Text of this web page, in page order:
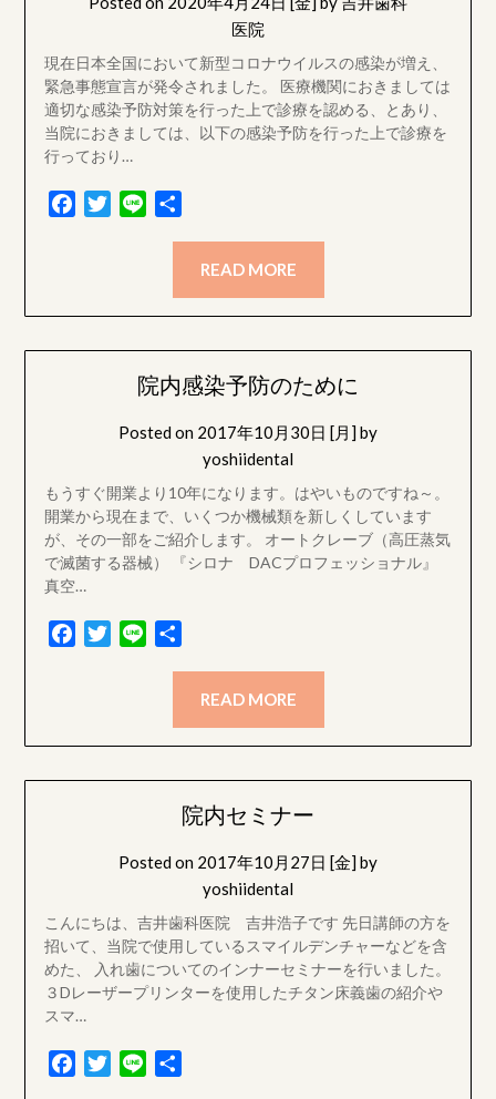
医院
現在日本全国において新型コロナウイルスの感染が増え、
緊急事態宣言が発令されました。 医療機関におきましては
適切な感染予防対策を行った上で診療を認める、とあり、
当院におきましては、以下の感染予防を行った上で診療を
行っており…
FacebookTwitter
Line
READ MORE
院内感染予防のために
Posted on 2017年10月30日 [月]by
yoshiidental
もうすぐ開業より10年になります。はやいものですね～。
開業から現在まで、いくつか機械類を新しくしています
が、その一部をご紹介します。 オートクレーブ（高圧蒸気
で滅菌する器械） 『シロナ DACプロフェッショナル』
真空…
FacebookTwitter
Line
READ MORE
院内セミナー
Posted on 2017年10月27日 [金]by
yoshiidental
こんにちは、吉井歯科医院 吉井浩子です 先日講師の方を
招いて、当院で使用しているスマイルデンチャーなどを含
めた、 入れ歯についてのインナーセミナーを行いました。
３Dレーザープリンターを使用したチタン床義歯の紹介や
スマ…
FacebookTwitter
Line